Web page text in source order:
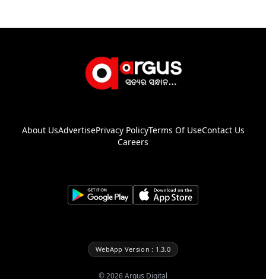
About UsAdvertisePrivacy PolicyTerms Of UseContact Us
Careers
WebApp Version : 1.3.0
©2026Argus Digital